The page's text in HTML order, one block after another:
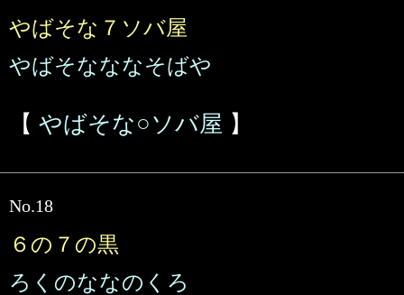
やばそな７ソバ屋
やばそなななそばや
【 やばそな○ソバ屋 】
No.18
６の７の黒
ろくのななのくろ